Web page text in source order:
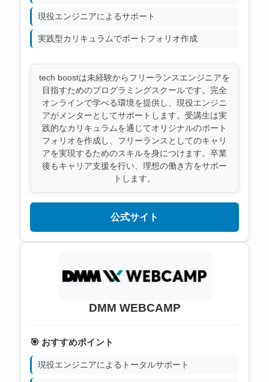
現役エンジニアによるサポート
実践型カリキュラムでポートフォリオ作成
tech boostは未経験からフリーランスエンジニアを
目指すためのプログラミングスクールです。完全
オンラインで学べる環境を提供し、現役エンジニ
アがメンターとしてサポートします。受講生は実
践的なカリキュラムを通じてオリジナルのポート
フォリオを作成し、フリーランスとしてのキャリ
アを実現するためのスキルを身につけます。卒業
後もキャリア支援を行い、理想の働き方をサポー
トします。
公式サイト
DMM WEBCAMP
🎯 おすすめポイント
現役エンジニアによるトータルサポート